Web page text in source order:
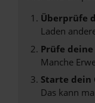
Überprüfe
Laden
Prüfe
Manche
Starte dein
Das kann